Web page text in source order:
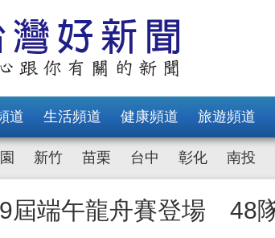
道 生活頻道 健康頻道 旅遊頻道
新竹 苗栗 台中 彰化 南投
屆端午龍舟賽登場 48